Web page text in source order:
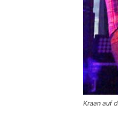
Kraan auf